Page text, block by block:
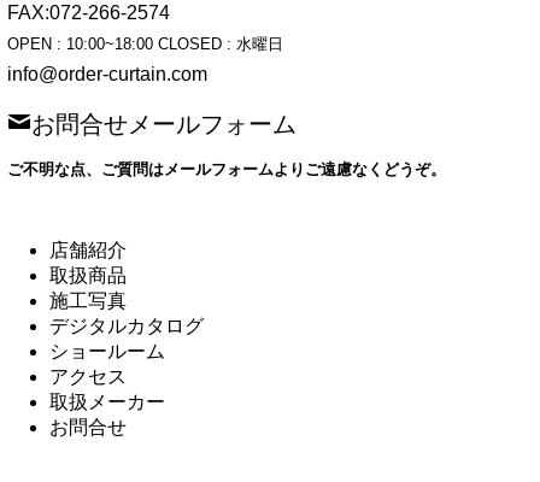
FAX:072-266-2574
OPEN : 10:00~18:00 CLOSED : 水曜日
info@order-curtain.com
お問合せメールフォーム
ご不明な点、ご質問はメールフォームよりご遠慮なくどうぞ。
店舗紹介
取扱商品
施工写真
デジタルカタログ
ショールーム
アクセス
取扱メーカー
お問合せ